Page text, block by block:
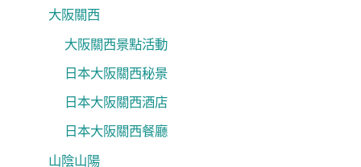
大阪關西
大阪關西景點活動
日本大阪關西秘景
日本大阪關西酒店
日本大阪關西餐廳
山陰山陽